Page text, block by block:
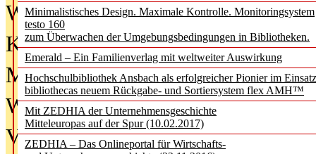
Minimalistisches Design. Maximale Kontrolle. Monitoringsystem
testo 160
zum Überwachen der Umgebungsbedingungen in Bibliotheken.
Emerald – Ein Familienverlag mit weltweiter Auswirkung
Hochschulbibliothek Ansbach als erfolgreicher Pionier im
bibliothecas neuem Rückgabe- und Sortiersystem flex AMH™
Mit ZEDHIA der Unternehmensgeschichte
Mitteleuropas auf der Spur (10.02.2017)
ZEDHIA – Das Onlineportal für Wirtschafts-
Was Hochschul­bibliotheken von
Kinder in der digitalen Welt
Metadaten als Infrastruktur
Wenn Bots katalogisieren
Von Abschlusskleidern bis